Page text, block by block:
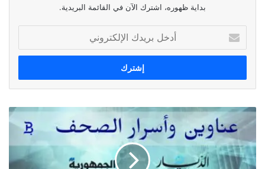
بداية ظهوره، اشترك الآن في القائمة البريدية.
بريدك
الإلكتروني
عناوين
الصحف
الصادرة
الجمعة
٧